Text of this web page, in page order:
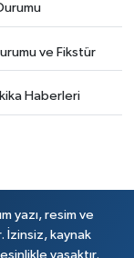
ve Fikstür
Haberleri
yazı, resim ve
İzinsiz, kaynak
yasaktır.